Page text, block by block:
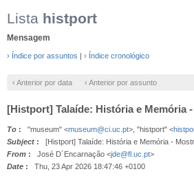
Lista histport
Mensagem
› Índice por assuntos | › Índice cronológico
‹ Anterior por data ‹ Anterior por assunto
[Histport] Talaíde: História e Memória
To : "museum" <museum@ci.uc.pt>, "histport" <
Subject : [Histport] Talaíde: História e Memória -
From : José D´Encarnação <jde@fl.uc.pt>
Date : Thu, 23 Apr 2026 18:47:46 +0100